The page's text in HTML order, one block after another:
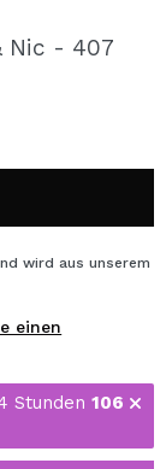
Status Ihrer
Nic - 407
wird aus unserem
einen
Stunden 106